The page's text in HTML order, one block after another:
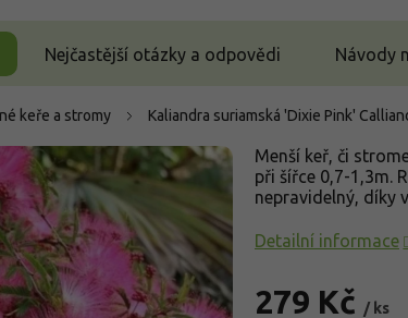
Nejčastější otázky a odpovědi Návody
keře a stromy Kaliandra suriamská 'Dixie Pink'
279 Kč / ks
Menší keř, či
při šířce 0,7-1,3m.
nepravidelný, díky
Detailní informace